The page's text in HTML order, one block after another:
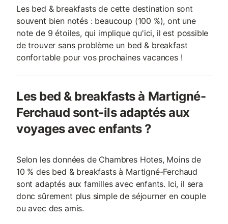
Les bed & breakfasts de cette destination sont
souvent bien notés : beaucoup (100 %), ont une
note de 9 étoiles, qui implique qu'ici, il est possible
de trouver sans problème un bed & breakfast
confortable pour vos prochaines vacances !
Les bed & breakfasts à Martigné-
Ferchaud sont-ils adaptés aux
voyages avec enfants ?
Selon les données de Chambres Hotes, Moins de
10 % des bed & breakfasts à Martigné-Ferchaud
sont adaptés aux familles avec enfants. Ici, il sera
donc sûrement plus simple de séjourner en couple
ou avec des amis.